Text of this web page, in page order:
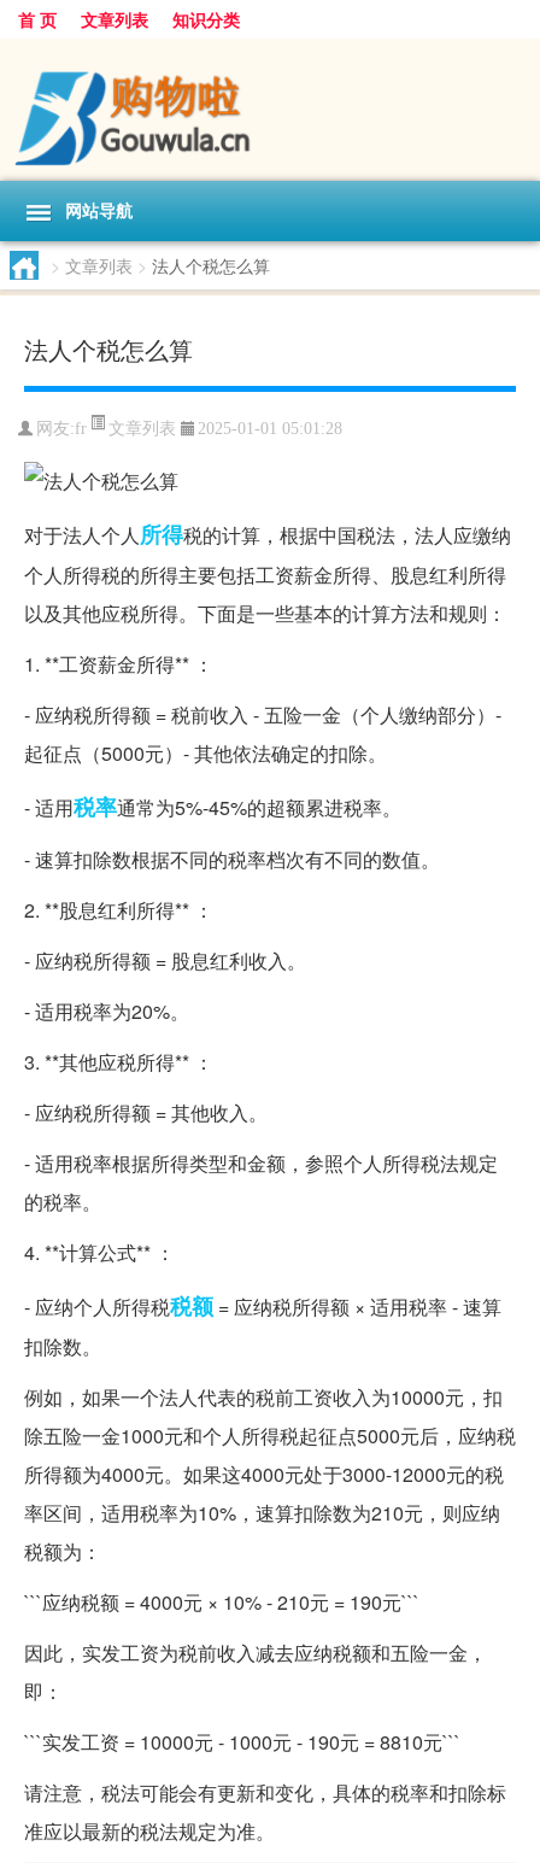
首 页 文章列表 知识分类
网站导航
> 文章列表 > 法人个税怎么算
法人个税怎么算
网友:fr 文章列表 2025-01-01 05:01:28
对于法人个人所得税的计算，根据中国税法，法人应缴纳
个人所得税的所得主要包括工资薪金所得、股息红利所得
以及其他应税所得。下面是一些基本的计算方法和规则：
1. **工资薪金所得** ：
- 应纳税所得额 = 税前收入 - 五险一金（个人缴纳部分）-
起征点（5000元）- 其他依法确定的扣除。
- 适用税率通常为5%-45%的超额累进税率。
- 速算扣除数根据不同的税率档次有不同的数值。
2. **股息红利所得** ：
- 应纳税所得额 = 股息红利收入。
- 适用税率为20%。
3. **其他应税所得** ：
- 应纳税所得额 = 其他收入。
- 适用税率根据所得类型和金额，参照个人所得税法规定
的税率。
4. **计算公式** ：
- 应纳个人所得税税额 = 应纳税所得额 × 适用税率 - 速算
扣除数。
例如，如果一个法人代表的税前工资收入为10000元，扣
除五险一金1000元和个人所得税起征点5000元后，应纳税
所得额为4000元。如果这4000元处于3000-12000元的税
率区间，适用税率为10%，速算扣除数为210元，则应纳
税额为：
```应纳税额 = 4000元 × 10% - 210元 = 190元```
因此，实发工资为税前收入减去应纳税额和五险一金，
即：
```实发工资 = 10000元 - 1000元 - 190元 = 8810元```
请注意，税法可能会有更新和变化，具体的税率和扣除标
准应以最新的税法规定为准。